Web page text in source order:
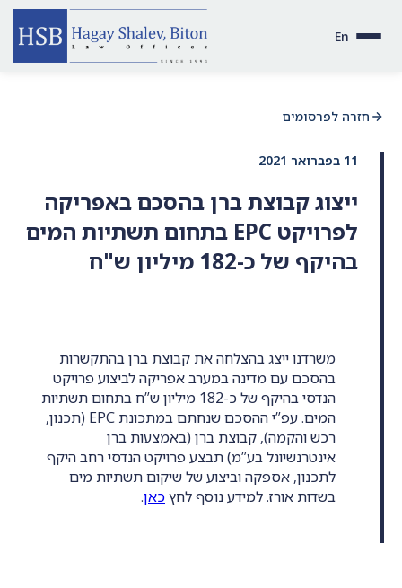
En
חזרה לפרסומים
11 בפברואר 2021
ייצוג קבוצת ברן בהסכם באפריקה
לפרויקט EPC בתחום תשתיות המים
בהיקף של כ-182 מיליון ש"ח
משרדנו ייצג בהצלחה את קבוצת ברן בהתקשרות
בהסכם עם מדינה במערב אפריקה לביצוע פרויקט
הנדסי בהיקף של כ-182 מיליון ש”ח בתחום תשתיות
המים. עפ”י ההסכם שנחתם במתכונת EPC (תכנון,
רכש והקמה), קבוצת ברן (באמצעות ברן
אינטרנשיונל בע”מ) תבצע פרויקט הנדסי רחב היקף
לתכנון, אספקה וביצוע של שיקום תשתיות מים
בשדות אורז. למידע נוסף לחץכאן.